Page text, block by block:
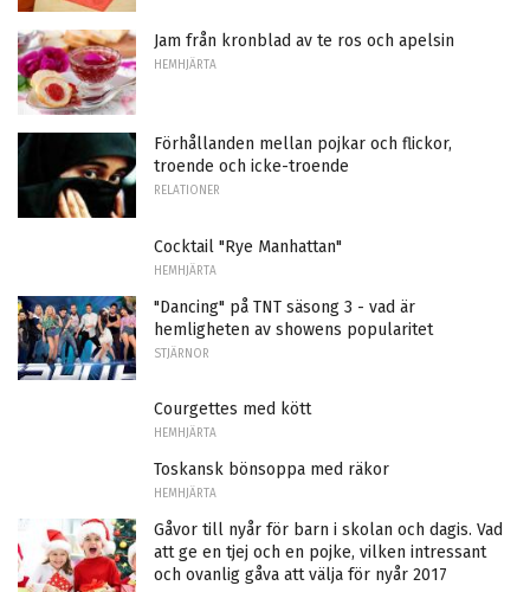
Jam från kronblad av te ros och apelsin
HEMHJÄRTA
Förhållanden mellan pojkar och flickor,
troende och icke-troende
RELATIONER
Cocktail "Rye Manhattan"
HEMHJÄRTA
"Dancing" på TNT säsong 3 - vad är
hemligheten av showens popularitet
STJÄRNOR
Courgettes med kött
HEMHJÄRTA
Toskansk bönsoppa med räkor
HEMHJÄRTA
Gåvor till nyår för barn i skolan och dagis. Vad
att ge en tjej och en pojke, vilken intressant
och ovanlig gåva att välja för nyår 2017